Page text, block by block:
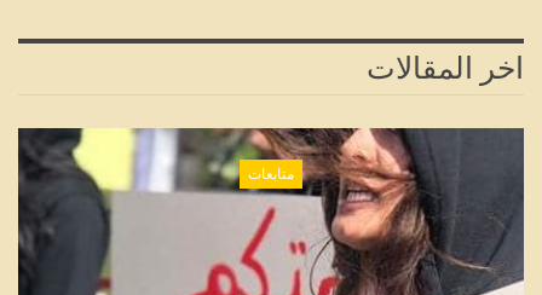
اخر المقالات
متابعات